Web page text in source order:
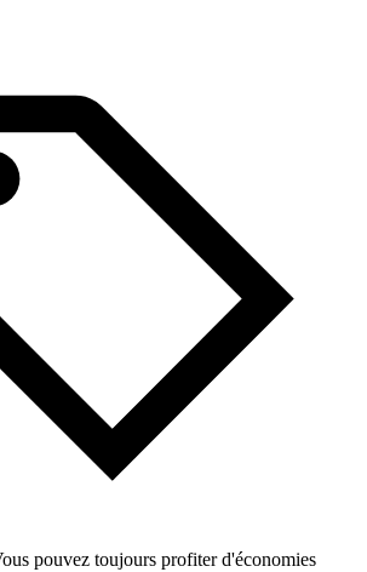
pouvez toujours profiter d'économies